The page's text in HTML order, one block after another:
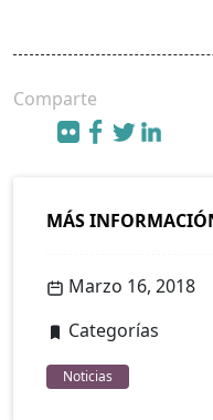
Comparte
MÁS
Marzo 16, 2018
Categorías
Noticias